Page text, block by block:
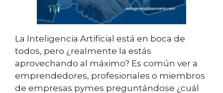
La Inteligencia Artificial está en boca de
todos, pero ¿realmente la estás
aprovechando al máximo? Es común ver a
emprendedores, profesionales o miembros
de empresas pymes preguntándose ¿cuál